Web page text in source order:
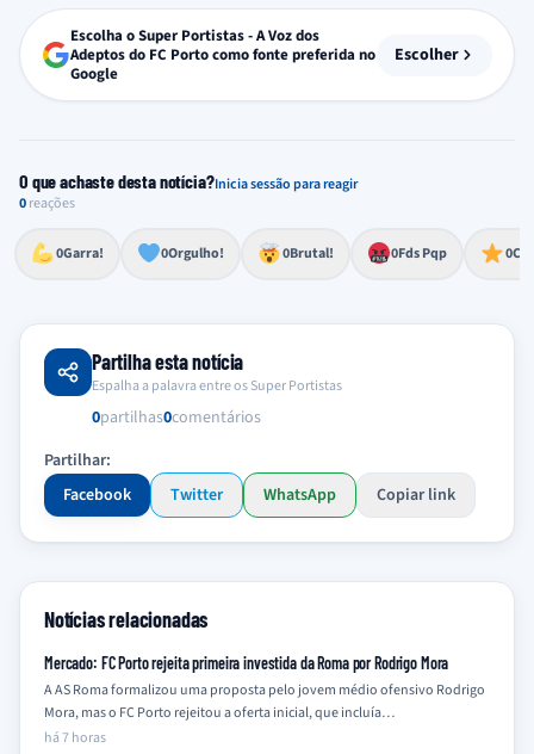
Escolha o Super Portistas - A Voz dos
Adeptos do FC Porto como fonte preferida no
Google
Escolher
O que achaste desta notícia?Inicia sessão para reagir
0reações
0Garra!
Esforço, determinação, aprovação forte
0Orgulho!
Lealdade, amor clubístico, sentimento profundo
0Brutal!
Impressionante, chocante, de grande impacto 0Fds Pqp
Reação de desespero, raiva, frustração ou espanto extremo 0
Excelência, destaque, o melhor
Partilha esta notícia
Espalha a palavra entre os Super Portistas
0partilhas0comentários
Partilhar:
Facebook
Twitter WhatsApp Copiar link
Notícias relacionadas
Mercado: FC Porto rejeita primeira investida da Roma por Rodrigo Mora
A AS Roma formalizou uma proposta pelo jovem médio ofensivo Rodrigo
Mora, mas o FC Porto rejeitou a oferta inicial, que incluía…
há 7 horas